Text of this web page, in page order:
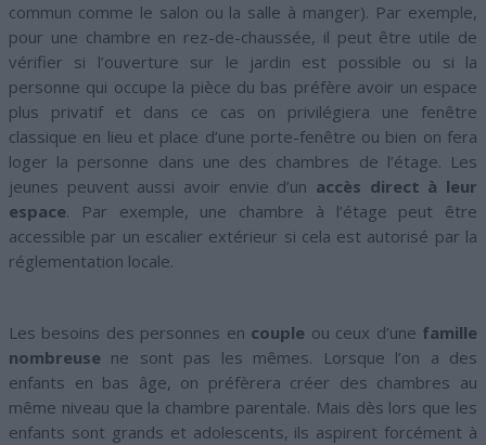
commun comme le salon ou la salle à manger). Par exemple,
pour une chambre en rez-de-chaussée, il peut être utile de
vérifier si l’ouverture sur le jardin est possible ou si la
personne qui occupe la pièce du bas préfère avoir un espace
plus privatif et dans ce cas on privilégiera une fenêtre
classique en lieu et place d’une porte-fenêtre ou bien on fera
loger la personne dans une des chambres de l’étage. Les
jeunes peuvent aussi avoir envie d’un accès direct à leur
espace. Par exemple, une chambre à l’étage peut être
accessible par un escalier extérieur si cela est autorisé par la
réglementation locale.
Les besoins des personnes en couple ou ceux d’une famille
nombreuse ne sont pas les mêmes. Lorsque l’on a des
enfants en bas âge, on préfèrera créer des chambres au
même niveau que la chambre parentale. Mais dès lors que les
enfants sont grands et adolescents, ils aspirent forcément à